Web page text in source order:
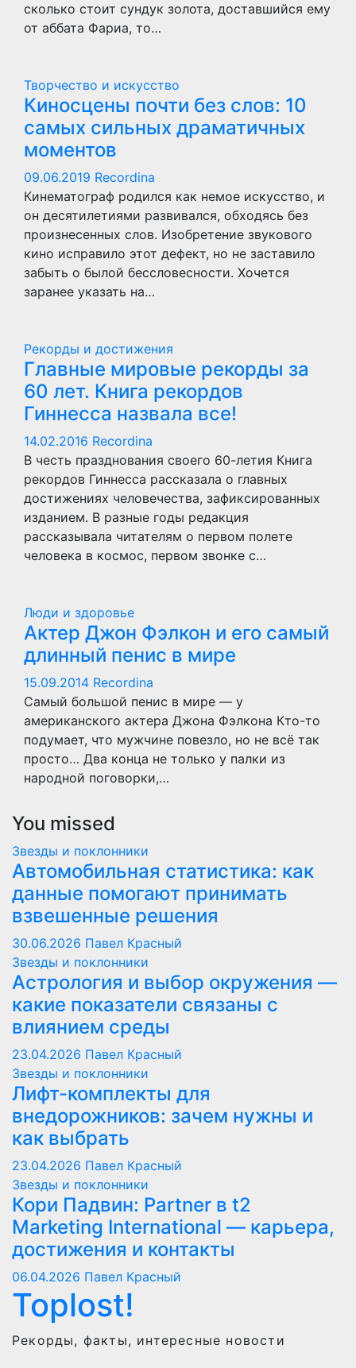
сколько стоит сундук золота, доставшийся ему
от аббата Фариа, то…
Творчество и искусство
Киносцены почти без слов: 10
самых сильных драматичных
моментов
09.06.2019 Recordina
Кинематограф родился как немое искусство, и
он десятилетиями развивался, обходясь без
произнесенных слов. Изобретение звукового
кино исправило этот дефект, но не заставило
забыть о былой бессловесности. Хочется
заранее указать на…
Рекорды и достижения
Главные мировые рекорды за
60 лет. Книга рекордов
Гиннесса назвала все!
14.02.2016 Recordina
В честь празднования своего 60-летия Книга
рекордов Гиннесса рассказала о главных
достижениях человечества, зафиксированных
изданием. В разные годы редакция
рассказывала читателям о первом полете
человека в космос, первом звонке с…
Люди и здоровье
Актер Джон Фэлкон и его самый
длинный пенис в мире
15.09.2014 Recordina
Самый большой пенис в мире — у
американского актера Джона Фэлкона Кто-то
подумает, что мужчине повезло, но не всё так
просто… Два конца не только у палки из
народной поговорки,…
You missed
Звезды и поклонники
Автомобильная статистика: как
данные помогают принимать
взвешенные решения
30.06.2026 Павел Красный
Звезды и поклонники
Астрология и выбор окружения —
какие показатели связаны с
влиянием среды
23.04.2026 Павел Красный
Звезды и поклонники
Лифт-комплекты для
внедорожников: зачем нужны и
как выбрать
23.04.2026 Павел Красный
Звезды и поклонники
Кори Падвин: Partner в t2
Marketing International — карьера,
достижения и контакты
06.04.2026 Павел Красный
Toplost!
Рекорды, факты, интересные новости